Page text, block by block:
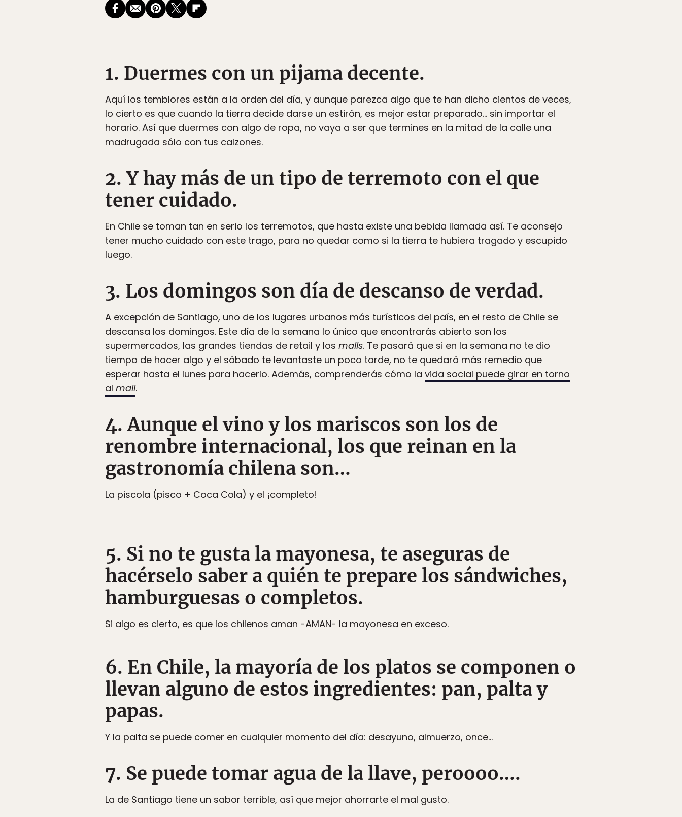
1. Duermes con un pijama decente.
Aquí los temblores están a la orden del día, y aunque parezca algo que te han dicho cientos de veces,
lo cierto es que cuando la tierra decide darse un estirón, es mejor estar preparado… sin importar el
horario. Así que duermes con algo de ropa, no vaya a ser que termines en la mitad de la calle una
madrugada sólo con tus calzones.
2. Y hay más de un tipo de terremoto con el que
tener cuidado.
En Chile se toman tan en serio los terremotos, que hasta existe una bebida llamada así. Te aconsejo
tener mucho cuidado con este trago, para no quedar como si la tierra te hubiera tragado y escupido
luego.
3. Los domingos son día de descanso de verdad.
A excepción de Santiago, uno de los lugares urbanos más turísticos del país, en el resto de Chile se
descansa los domingos. Este día de la semana lo único que encontrarás abierto son los
supermercados, las grandes tiendas de retail y los malls. Te pasará que si en la semana no te dio
tiempo de hacer algo y el sábado te levantaste un poco tarde, no te quedará más remedio que
esperar hasta el lunes para hacerlo. Además, comprenderás cómo la vida social puede girar en torno
al mall.
4. Aunque el vino y los mariscos son los de
renombre internacional, los que reinan en la
gastronomía chilena son…
La piscola (pisco + Coca Cola) y el ¡completo!
5. Si no te gusta la mayonesa, te aseguras de
hacérselo saber a quién te prepare los sándwiches,
hamburguesas o completos.
Si algo es cierto, es que los chilenos aman -AMAN- la mayonesa en exceso.
6. En Chile, la mayoría de los platos se componen o
llevan alguno de estos ingredientes: pan, palta y
papas.
Y la palta se puede comer en cualquier momento del día: desayuno, almuerzo, once…
7. Se puede tomar agua de la llave, peroooo….
La de Santiago tiene un sabor terrible, así que mejor ahorrarte el mal gusto.